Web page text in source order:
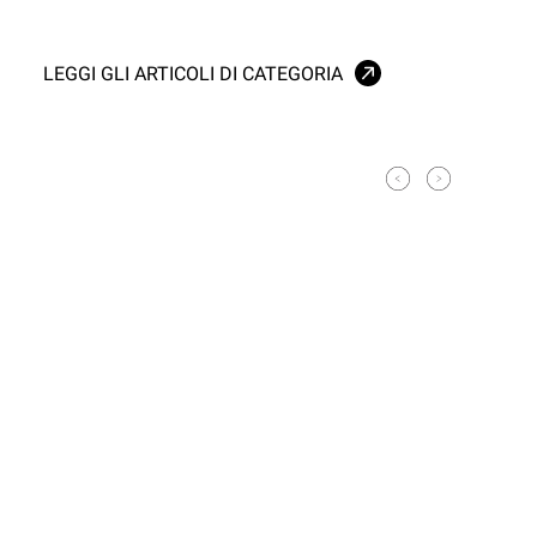
LEGGI GLI ARTICOLI DI CATEGORIA